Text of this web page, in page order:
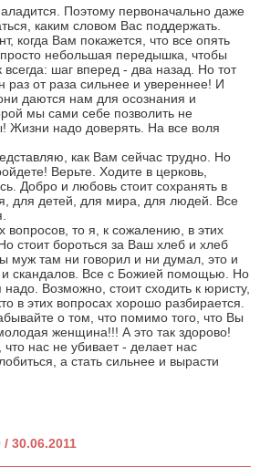
Поэтому первоначально даже
каким словом Вас поддержать.
когда Вам покажется, что все опять
небольшая передышка, чтобы
шаг вперед - два назад. Но тот
раз от раза сильнее и увереннее! И
даются нам для осознания и
мы сами себе позволить не
Жизни надо доверять. На все воля
как Вам сейчас трудно. Но
Верьте. Ходите в церковь,
Добро и любовь стоит сохранять в
для детей, для мира, для людей. Все
вопросов, то я, к сожалению, в этих
стоит бороться за Ваш хлеб и хлеб
муж там ни говорил и ни думал, это и
и скандалов. Все с Божией помощью. Но
надо. Возможно, стоит сходить к юристу,
в этих вопросах хорошо разбирается.
о том, что помимо того, что Вы
женщина!!! А это так здорово!
нас не убивает - делает нас
а стать сильнее и вырасти
30.06.2011